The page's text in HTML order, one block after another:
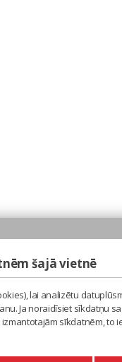
šajā vietnē
lai analizētu
Ja noraidīsiet sīkdatņu
sīkdatnēm,